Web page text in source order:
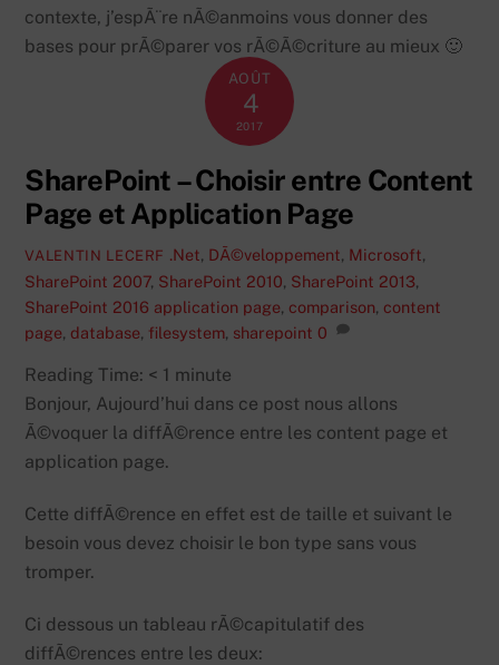
contexte, j’espÃ¨re nÃ©anmoins vous donner des
bases pour prÃ©parer vos rÃ©Ã©criture au mieux 🙂
AOÛT
4
2017
SharePoint – Choisir entre Content
Page et Application Page
VALENTIN LECERF .Net, DÃ©veloppement, Microsoft,
SharePoint 2007, SharePoint 2010, SharePoint 2013,
SharePoint 2016 application page, comparison, content
page, database, filesystem, sharepoint 0
Reading Time: < 1 minute
Bonjour, Aujourd’hui dans ce post nous allons
Ã©voquer la diffÃ©rence entre les content page et
application page.
Cette diffÃ©rence en effet est de taille et suivant le
besoin vous devez choisir le bon type sans vous
tromper.
Ci dessous un tableau rÃ©capitulatif des
diffÃ©rences entre les deux: